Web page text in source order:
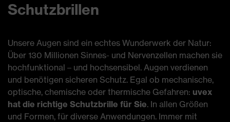
Schutzbrillen
Unsere Augen sind ein echtes Wunderwerk der Natur:
Über 130 Millionen Sinnes- und Nervenzellen machen sie
hochfunktional – und hochsensibel. Augen verdienen
und benötigen sicheren Schutz. Egal ob mechanische,
optische, chemische oder thermische Gefahren: uvex
hat die richtige Schutzbrille für Sie. In allen Größen
und Formen, für diverse Anwendungen. Immer mit